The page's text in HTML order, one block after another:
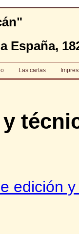
España,
Las cartas
edición